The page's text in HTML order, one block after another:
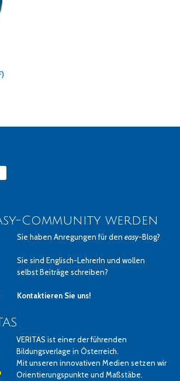
Community werden
Sie haben Anregungen für deneasy-Blog?
Sie sind Englisch-LehrerIn und wollen
selbst Beiträge schreiben?
Kontaktieren Sie uns!
VERITAS ist einer der führenden
Bildungsverlage in Österreich.
Mit unseren innovativen Medien setzen wir
Orientierungspunkte und Maßstäbe.